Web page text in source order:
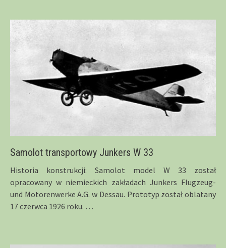
Samolot transportowy Junkers W 33
Historia konstrukcji: Samolot model W 33 został
opracowany w niemieckich zakładach Junkers Flugzeug-
und Motorenwerke A.G. w Dessau. Prototyp został oblatany
17 czerwca 1926 roku. …